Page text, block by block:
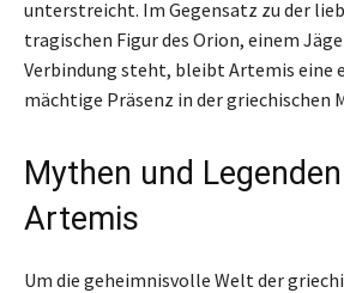
unterstreicht. Im Gegensatz zu der
tragischen Figur des Orion, einem
Verbindung steht, bleibt Artemis eine
mächtige Präsenz in der griechischen
Mythen und
Artemis
Um die geheimnisvolle Welt der